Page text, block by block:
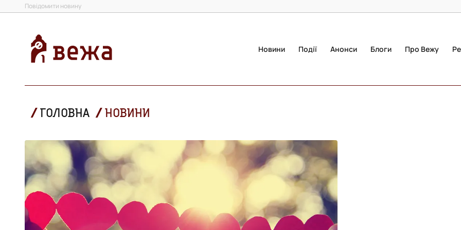
Повідомити новину
Новини Події Анонси Блоги Про Вежу
ГОЛОВНА НОВИНИ